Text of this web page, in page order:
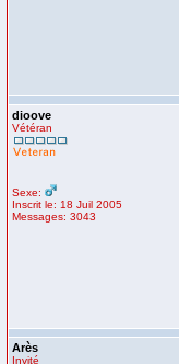
dioove
Vétéran
Sexe:
Inscrit le: 18 Juil 2005
Messages: 3043
Arès
Invité